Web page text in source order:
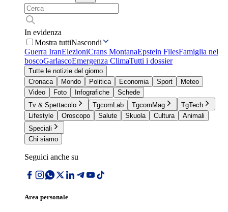
In evidenza
Mostra tuttiNascondi
Guerra IranElezioniCrans MontanaEpstein FilesFamiglia nel
boscoGarlascoEmergenza ClimaTutti i dossier
Tutte le notizie del giorno
Cronaca
Mondo Politica Economia Sport
Meteo
Video
Foto Infografiche
Schede
Tv & Spettacolo
TgcomLab TgcomMag
TgTech
Lifestyle
Oroscopo Salute Skuola Cultura
Animali
Speciali
Chi siamo
Seguici anche su
Area personale